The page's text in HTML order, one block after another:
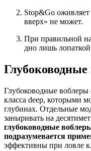
Stop&Go оживляет
вверх» не может.
При правильной
дно лишь
Глубоководные
Глубоководные воблеры
класса deep, которыми
глубинах. Отдельные
заныривать на
глубоководные
подразумевается
эффективны при ловле